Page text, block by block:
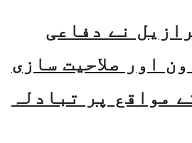
نے دفاعی
اور صلاحیت سازی
مواقع پر تبادلہ